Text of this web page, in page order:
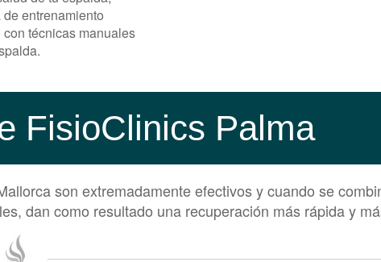
entrenamiento
técnicas manuales
FisioClinics Palma
son extremadamente efectivos y cuando se
dan como resultado una recuperación más rápida y